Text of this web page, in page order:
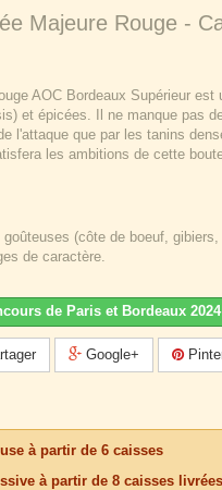
Majeure Rouge -
AOC Bordeaux Supérieur est
et épicées. Il ne manque pas
l'attaque que par les tanins
les ambitions de cette
goûteuses (côte de boeuf,
de caractère.
de Paris et Bordeaux 2024
Google+
à partir de 6 caisses
à partir de 8 caisses livrées